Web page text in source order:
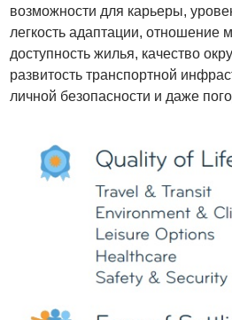
возможности для карьеры,
легкость адаптации, отношение
доступность жилья, качество
развитость транспортной
личной безопасности и даже